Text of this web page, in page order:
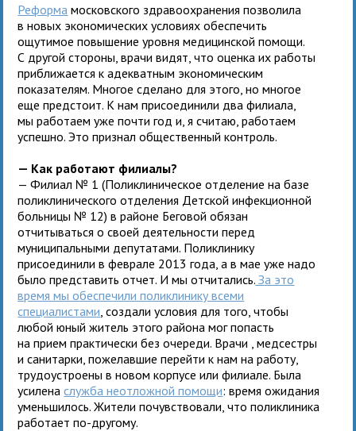
Реформа московского здравоохранения позволила
в новых экономических условиях обеспечить
ощутимое повышение уровня медицинской помощи.
С другой стороны, врачи видят, что оценка их работы
приближается к адекватным экономическим
показателям. Многое сделано для этого, но многое
еще предстоит. К нам присоединили два филиала,
мы работаем уже почти год и, я считаю, работаем
успешно. Это признал общественный контроль.
— Как работают филиалы?
— Филиал № 1 (Поликлиническое отделение на базе
поликлинического отделения Детской инфекционной
больницы № 12) в районе Беговой обязан
отчитываться о своей деятельности перед
муниципальными депутатами. Поликлинику
присоединили в феврале 2013 года, а в мае уже надо
было представить отчет. И мы отчитались. За это
время мы обеспечили поликлинику всеми
специалистами , создали условия для того, чтобы
любой юный житель этого района мог попасть
на прием практически без очереди. Врачи , медсестры
и санитарки, пожелавшие перейти к нам на работу,
трудоустроены в новом корпусе или филиале. Была
усиленаслужба неотложной помощи: время ожидания
уменьшилось. Жители почувствовали, что поликлиника
работает по-другому.